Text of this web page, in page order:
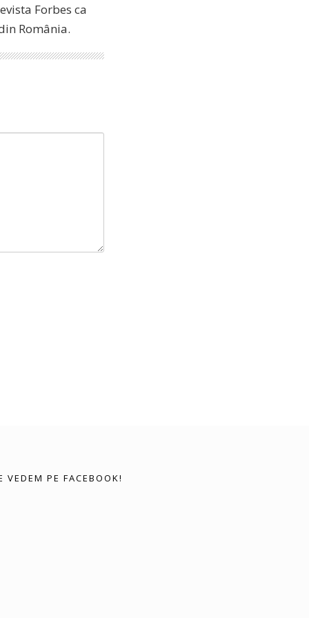
Forbes ca
România.
VEDEM PE FACEBOOK!